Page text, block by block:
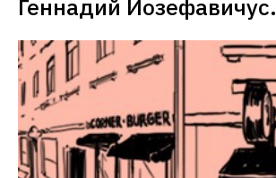
Геннадий Иозефавичус.